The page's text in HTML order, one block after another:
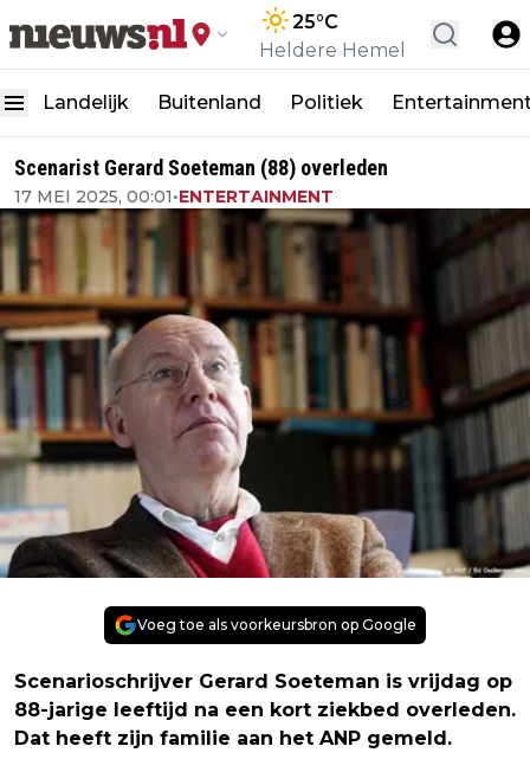
25°C
Heldere Hemel
Landelijk Buitenland Politiek
Scenarist Gerard Soeteman (88) overleden
17 MEI 2025, 00:01•ENTERTAINMENT
Voeg toe als voorkeursbron op Google
Scenarioschrijver Gerard Soeteman is vrijdag op
88-jarige leeftijd na een kort ziekbed overleden.
Dat heeft zijn familie aan het ANP gemeld.